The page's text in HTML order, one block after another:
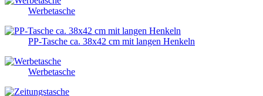
Werbetasche
PP-Tasche ca. 38x42 cm mit langen Henkeln
Werbetasche